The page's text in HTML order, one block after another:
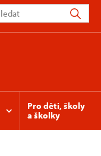
Pro děti, školy
a školky